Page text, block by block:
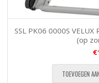
SSL PK06 0000S
(op
€
TOEVOEGEN